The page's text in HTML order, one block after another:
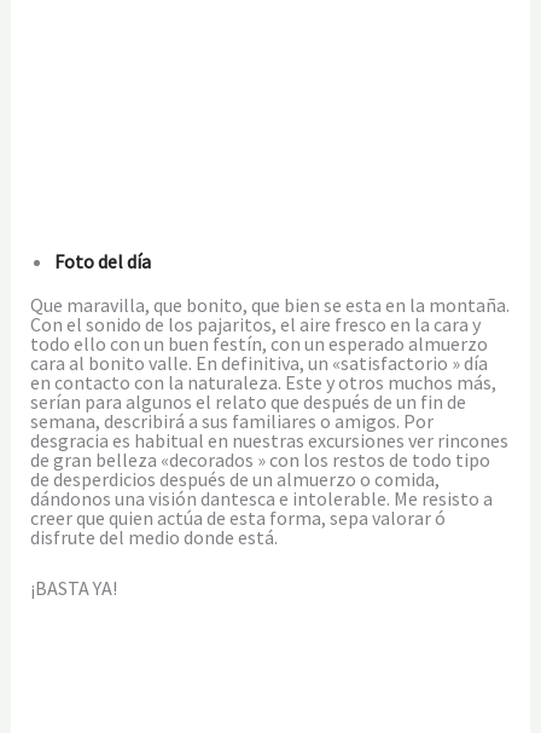
Foto del día
Que maravilla, que bonito, que bien se esta en la montaña.
Con el sonido de los pajaritos, el aire fresco en la cara y
todo ello con un buen festín, con un esperado almuerzo
cara al bonito valle. En definitiva, un «satisfactorio » día
en contacto con la naturaleza. Este y otros muchos más,
serían para algunos el relato que después de un fin de
semana, describirá a sus familiares o amigos. Por
desgracia es habitual en nuestras excursiones ver rincones
de gran belleza «decorados » con los restos de todo tipo
de desperdicios después de un almuerzo o comida,
dándonos una visión dantesca e intolerable. Me resisto a
creer que quien actúa de esta forma, sepa valorar ó
disfrute del medio donde está.
¡BASTA YA!